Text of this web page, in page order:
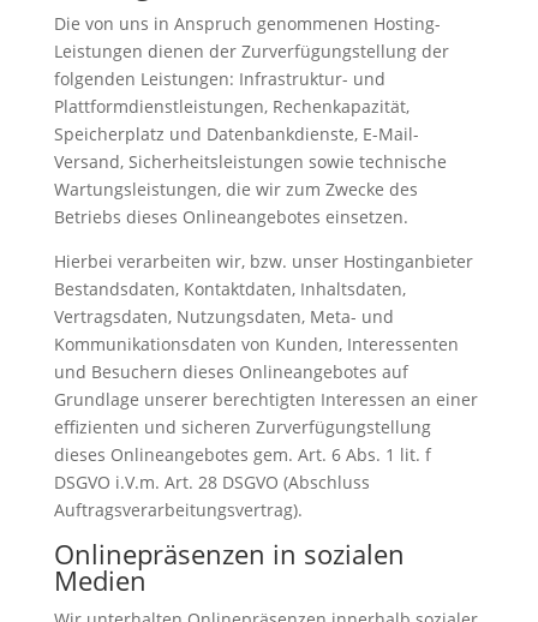
Die von uns in Anspruch genommenen Hosting-
Leistungen dienen der Zurverfügungstellung der
folgenden Leistungen: Infrastruktur- und
Plattformdienstleistungen, Rechenkapazität,
Speicherplatz und Datenbankdienste, E-Mail-
Versand, Sicherheitsleistungen sowie technische
Wartungsleistungen, die wir zum Zwecke des
Betriebs dieses Onlineangebotes einsetzen.
Hierbei verarbeiten wir, bzw. unser Hostinganbieter
Bestandsdaten, Kontaktdaten, Inhaltsdaten,
Vertragsdaten, Nutzungsdaten, Meta- und
Kommunikationsdaten von Kunden, Interessenten
und Besuchern dieses Onlineangebotes auf
Grundlage unserer berechtigten Interessen an einer
effizienten und sicheren Zurverfügungstellung
dieses Onlineangebotes gem. Art. 6 Abs. 1 lit. f
DSGVO i.V.m. Art. 28 DSGVO (Abschluss
Auftragsverarbeitungsvertrag).
Onlinepräsenzen in sozialen
Medien